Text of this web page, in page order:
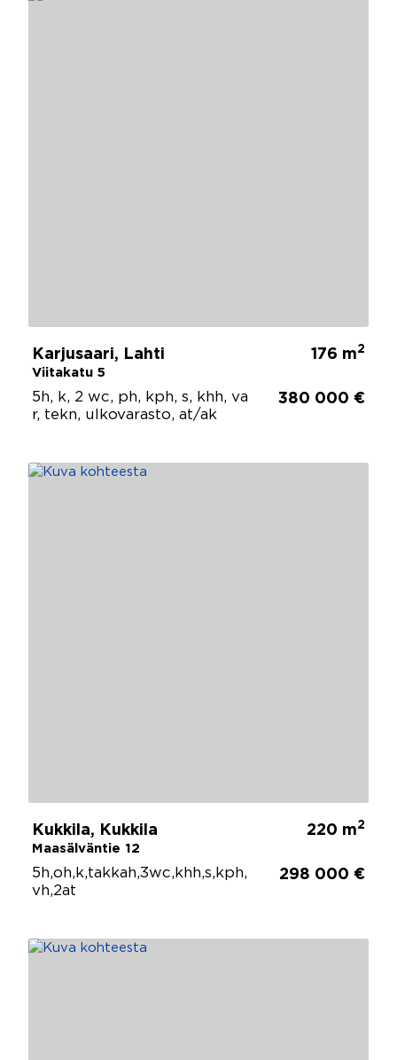
Karjusaari, Lahti
Viitakatu 5
176 m2
5h, k, 2 wc, ph, kph, s, khh, va
r, tekn, ulkovarasto, at/ak
380 000 €
Kukkila, Kukkila
Maasälväntie 12
220 m2
5h,oh,k,takkah,3wc,khh,s,kph,
vh,2at
298 000 €